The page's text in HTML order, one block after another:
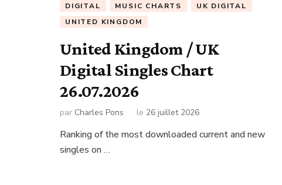
DIGITAL MUSIC CHARTS
UK DIGITAL
UNITED KINGDOM
United Kingdom / UK
Digital Singles Chart
26.07.2026
par Charles Pons le 26 juillet 2026
Ranking of the most downloaded current and new
singles on …